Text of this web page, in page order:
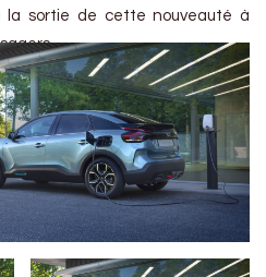
la sortie de cette nouveauté à